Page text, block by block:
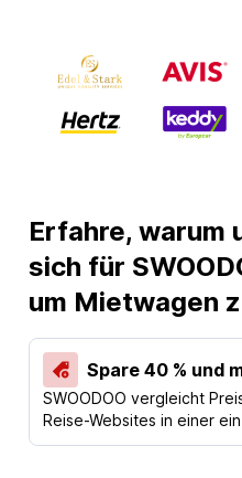
Erfahre, warum
sich für
um Mietwagen
Spare 40 % und
SWOODOO vergleicht
Reise-Websites in einer